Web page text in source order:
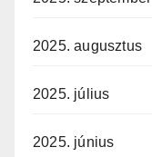
2025. augusztus
2025. július
2025. június